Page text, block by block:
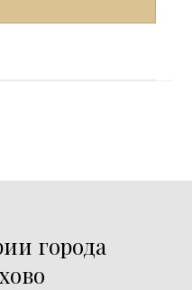
города